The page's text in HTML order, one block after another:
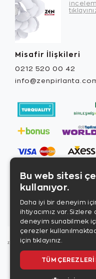
Misafir İlişkileri
0212 520 00 42
Copyright ©
Zen Diamond
Turquality
Kullanım Şartları
Bu web sitesi
kullanıyor.
Daha iyi bir deneyim
ihtiyacımız var. Sizlere
deneyim sunabilmek
çerezler
için tıklayınız.
TÜM ÇEREZLERI